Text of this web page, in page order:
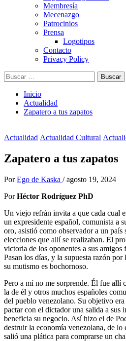
Membresía
Mecenazgo
Patrocinios
Prensa
Logotipos
Contacto
Privacy Policy
Buscar:
Inicio
Actualidad
Zapatero a tus zapatos
Actualidad Actualidad Cultural
Zapatero a tus zapatos
Por Ego de Kaska / agosto 19, 2024
PorHéctor Rodríguez PhD
Un viejo refrán invita a que cada cual
un expresidente español, comunista a
oro, asistió como observador a un país
elecciones que allí se realizaban. El
victoria de los oponentes a sus amigos
Pasan los días, y la supuesta razón
su mutismo es bochornoso.
Pero a mí no me sorprende. Él fue allí
la de él y otros muchos españoles
del pueblo venezolano. Su objetivo
pactar con el dictador una salida a sus
beneficia su negocio. Así hizo el de
destruir la economía venezolana, de lo
salió una plática para comprarse un